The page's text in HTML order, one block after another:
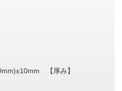
【厚み】